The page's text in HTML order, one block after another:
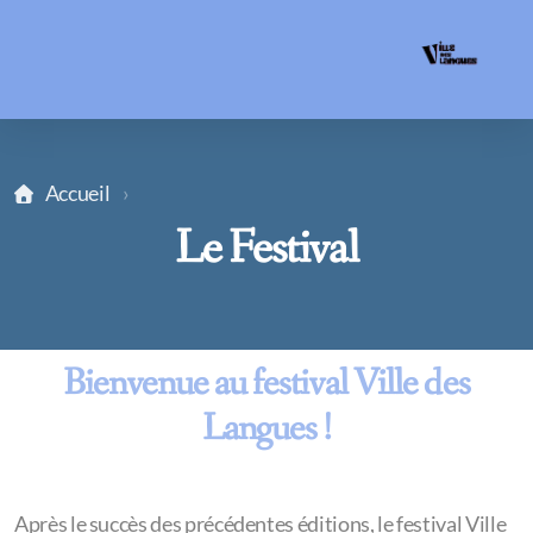
Accueil
Le Festival
Bienvenue au festival Ville des
Langues !
Après le succès des précédentes éditions, le festival Ville